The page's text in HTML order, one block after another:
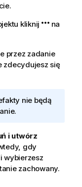
kliknij
na
przez zadanie
zdecydujesz się
nie będą
i utwórz
gdy
wybierzesz
zachowany.